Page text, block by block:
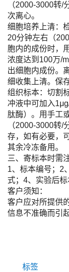
（2000-3000转
次离心。
细胞培养上清：
20分钟左右（
胞内的成份时，
浓度达到100万/
出细胞内成份。
细收集上清。保
组织标本：切割
冲液中可加入
肽酶）。用手工
（2000-3000转
存，如有必要，
其余冷冻备用。
三、寄标本时需
1、标本编号；2
式；4、实验后标
客户须知：
客户应对所提供
信息不准确而引
标签